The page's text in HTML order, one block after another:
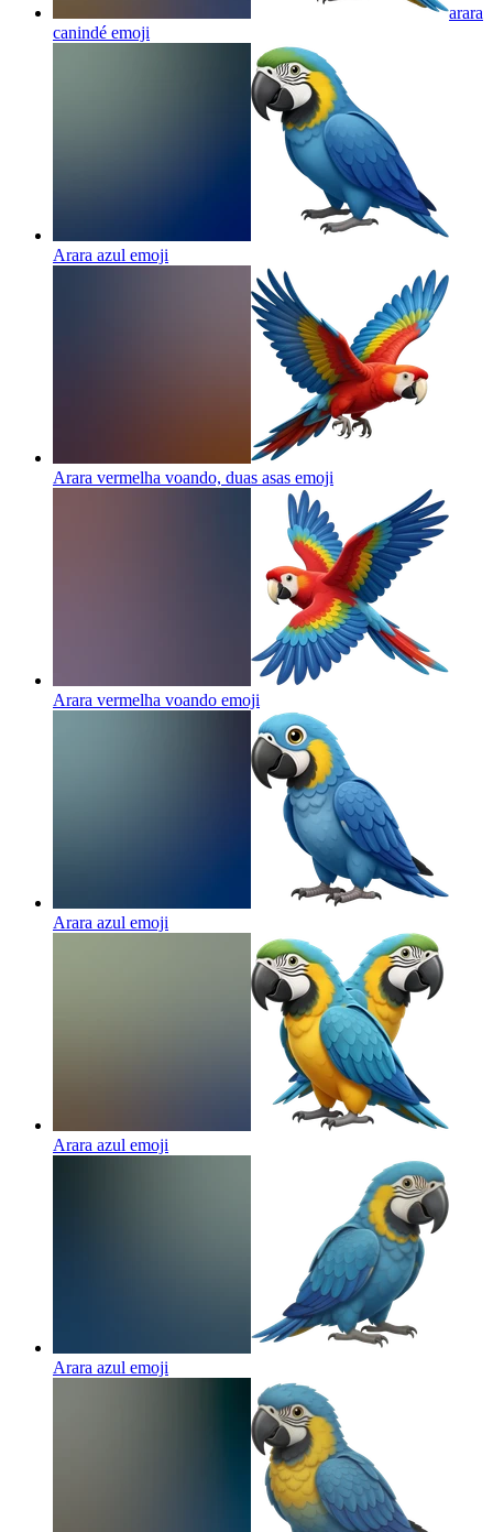
arara
canindé emoji
Arara azul emoji
Arara vermelha voando, duas asas emoji
Arara vermelha voando emoji
Arara azul emoji
Arara azul emoji
Arara azul emoji